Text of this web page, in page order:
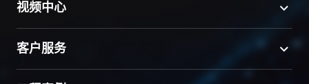
视频中心
客户服务